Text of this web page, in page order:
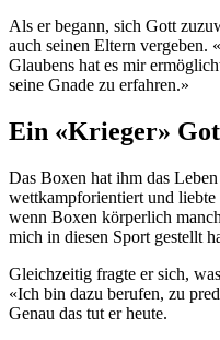
Als er begann, sich Gott
auch seinen Eltern vergeben.
Glaubens hat es mir
seine Gnade zu erfahren.»
Ein «Krieger»
Das Boxen hat ihm das
wettkampforientiert und
wenn Boxen körperlich
mich in diesen Sport gestellt
Gleichzeitig fragte er sich,
«Ich bin dazu berufen, zu
Genau das tut er heute.